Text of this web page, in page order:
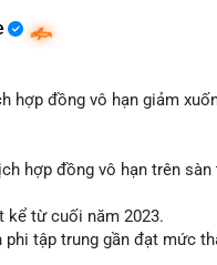
hợp đồng vô hạn giảm
hợp đồng vô hạn trên
kể từ cuối năm 2023.
phi tập trung gần đạt mức